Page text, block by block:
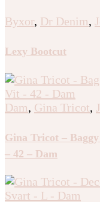
Byxor, Dr Denim,
Lexy Bootcut
Dam, Gina Tricot,
Gina Tricot –
– 42 – Dam